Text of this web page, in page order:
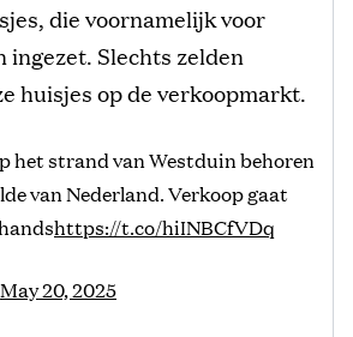
die voornamelijk voor
Slechts zelden
huisjes op de verkoopmarkt.
het strand van Westduin behoren
van Nederland. Verkoop gaat
https://t.co/hiINBCfVDq
May 20, 2025